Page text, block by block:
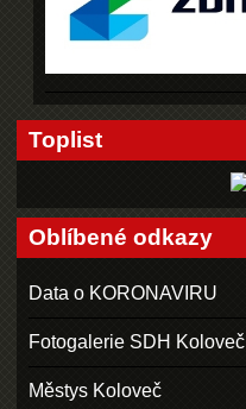
Toplist
Oblíbené odkazy
Data o KORONAVIRU
Fotogalerie SDH Koloveč
Městys Koloveč